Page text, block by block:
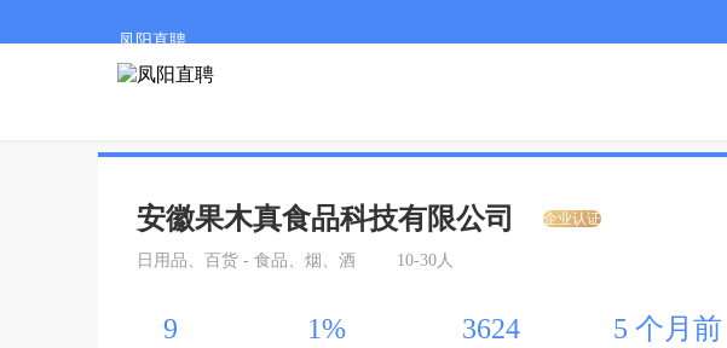
凤阳直聘
安徽果木真食品科技有限公司 企业认证
日用品、百货 - 食品、烟、酒 10-30人
9 1% 3624 5 个月前